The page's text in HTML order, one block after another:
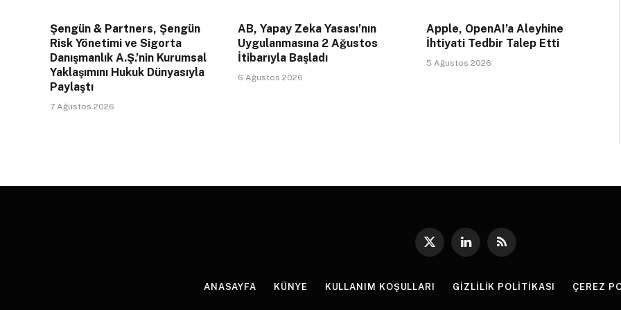
Şengün & Partners, Şengün
Risk Yönetimi ve Sigorta
Danışmanlık A.Ş.’nin Kurumsal
Yaklaşımını Hukuk Dünyasıyla
Paylaştı
7 Ağustos 2026
AB, Yapay Zeka Yasası’nın
Uygulanmasına 2 Ağustos
İtibarıyla Başladı
6 Ağustos 2026
Apple, OpenAI’a Aleyhine
İhtiyati Tedbir Talep Etti
5 Ağustos 2026
X
LinkedInRSS
ANASAYFA KÜNYE KULLANIM KOŞULLARI GIZLILIK POLITIKASI ÇEREZ